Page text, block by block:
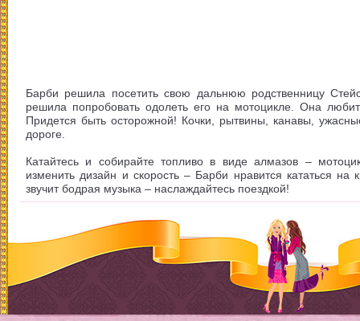
Барби решила посетить свою дальнюю родственницу
решила попробовать одолеть его на мотоцикле. Она
Придется быть осторожной! Кочки, рытвины, канавы,
дороге.
Катайтесь и собирайте топливо в виде алмазов –
изменить дизайн и скорость – Барби нравится кататься
звучит бодрая музыка – наслаждайтесь поездкой!